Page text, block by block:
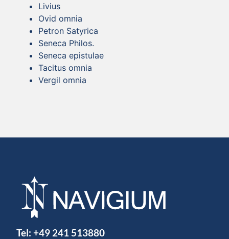
Livius
Ovid omnia
Petron Satyrica
Seneca Philos.
Seneca epistulae
Tacitus omnia
Vergil omnia
Tel: +49 241 513880